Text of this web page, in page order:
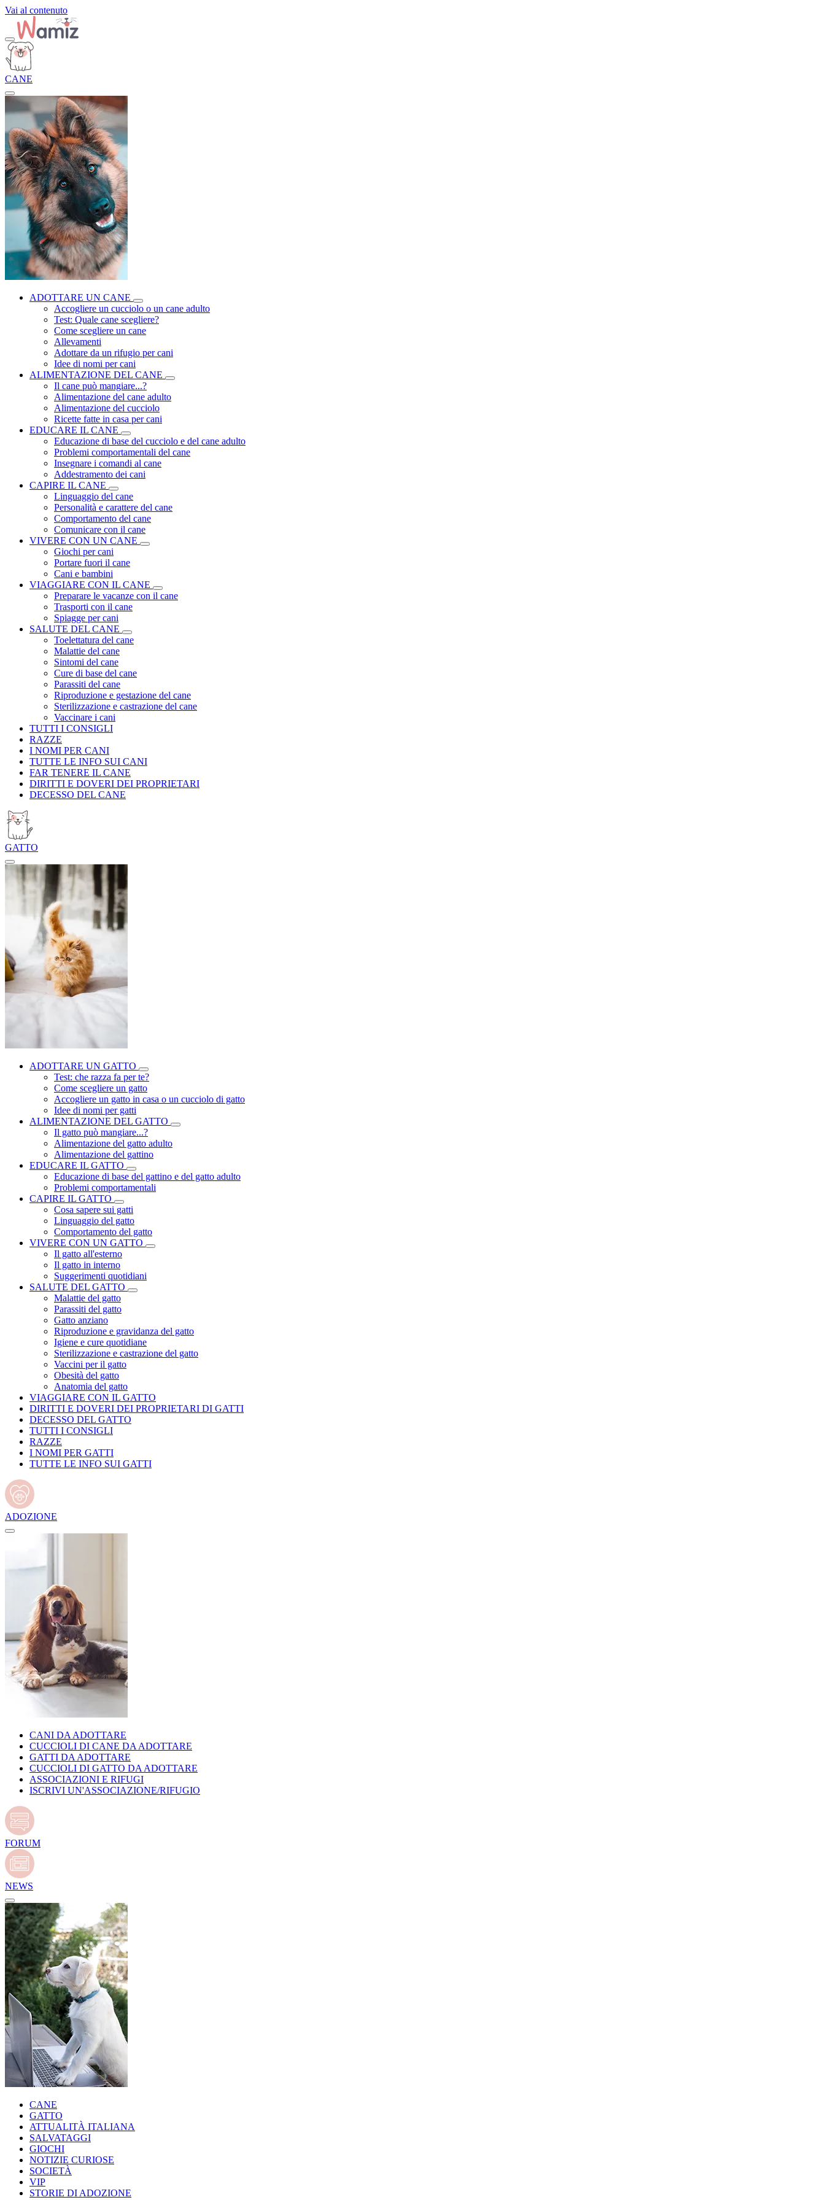
Vai al contenuto
CANE
ADOTTARE UN CANE
Accogliere un cucciolo o un cane adulto
Test: Quale cane scegliere?
Come scegliere un cane
Allevamenti
Adottare da un rifugio per cani
Idee di nomi per cani
ALIMENTAZIONE DEL CANE
Il cane può mangiare...?
Alimentazione del cane adulto
Alimentazione del cucciolo
Ricette fatte in casa per cani
EDUCARE IL CANE
Educazione di base del cucciolo e del cane adulto
Problemi comportamentali del cane
Insegnare i comandi al cane
Addestramento dei cani
CAPIRE IL CANE
Linguaggio del cane
Personalità e carattere del cane
Comportamento del cane
Comunicare con il cane
VIVERE CON UN CANE
Giochi per cani
Portare fuori il cane
Cani e bambini
VIAGGIARE CON IL CANE
Preparare le vacanze con il cane
Trasporti con il cane
Spiagge per cani
SALUTE DEL CANE
Toelettatura del cane
Malattie del cane
Sintomi del cane
Cure di base del cane
Parassiti del cane
Riproduzione e gestazione del cane
Sterilizzazione e castrazione del cane
Vaccinare i cani
TUTTI I CONSIGLI
RAZZE
I NOMI PER CANI
TUTTE LE INFO SUI CANI
FAR TENERE IL CANE
DIRITTI E DOVERI DEI PROPRIETARI
DECESSO DEL CANE
GATTO
ADOTTARE UN GATTO
Test: che razza fa per te?
Come scegliere un gatto
Accogliere un gatto in casa o un cucciolo di gatto
Idee di nomi per gatti
ALIMENTAZIONE DEL GATTO
Il gatto può mangiare...?
Alimentazione del gatto adulto
Alimentazione del gattino
EDUCARE IL GATTO
Educazione di base del gattino e del gatto adulto
Problemi comportamentali
CAPIRE IL GATTO
Cosa sapere sui gatti
Linguaggio del gatto
Comportamento del gatto
VIVERE CON UN GATTO
Il gatto all'esterno
Il gatto in interno
Suggerimenti quotidiani
SALUTE DEL GATTO
Malattie del gatto
Parassiti del gatto
Gatto anziano
Riproduzione e gravidanza del gatto
Igiene e cure quotidiane
Sterilizzazione e castrazione del gatto
Vaccini per il gatto
Obesità del gatto
Anatomia del gatto
VIAGGIARE CON IL GATTO
DIRITTI E DOVERI DEI PROPRIETARI DI GATTI
DECESSO DEL GATTO
TUTTI I CONSIGLI
RAZZE
I NOMI PER GATTI
TUTTE LE INFO SUI GATTI
ADOZIONE
CANI DA ADOTTARE
CUCCIOLI DI CANE DA ADOTTARE
GATTI DA ADOTTARE
CUCCIOLI DI GATTO DA ADOTTARE
ASSOCIAZIONI E RIFUGI
ISCRIVI UN'ASSOCIAZIONE/RIFUGIO
FORUM
NEWS
CANE
GATTO
ATTUALITÀ ITALIANA
SALVATAGGI
GIOCHI
NOTIZIE CURIOSE
SOCIETÀ
VIP
STORIE DI ADOZIONE